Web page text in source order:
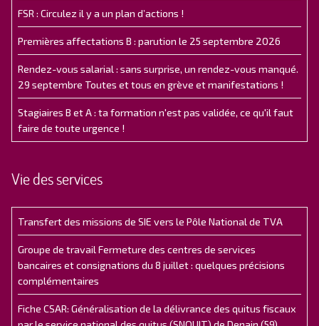
FSR : Circulez il y a un plan d’actions !
Premières affectations B : parution le 25 septembre 2026
Rendez-vous salarial : sans surprise, un rendez-vous manqué.
29 septembre Toutes et tous en grève et manifestations !
Stagiaires B et A : ta formation n'est pas validée, ce qu'il faut
faire de toute urgence !
Vie des services
Transfert des missions de SIE vers le Pôle National de TVA
Groupe de travail Fermeture des centres de services
bancaires et consignations du 8 juillet : quelques précisions
complémentaires
Fiche CSAR: Généralisation de la délivrance des quitus fiscaux